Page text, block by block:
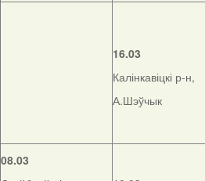
16.03
Калінкавіцкі р-н,
А.Шэўчык
08.03